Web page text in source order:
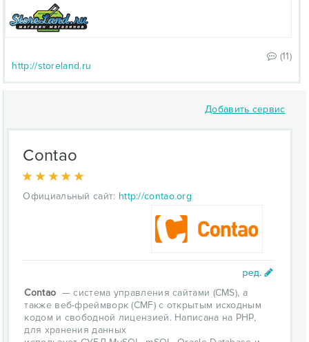
(11)
http://storeland.ru
Добавить сервис
Contao
Официальный сайт: http://contao.org
Contao — система управления сайтами (CMS), а
также веб-фреймворк (CMF) с открытым исходным
кодом и свободной лицензией. Написана на PHP,
для хранения данных